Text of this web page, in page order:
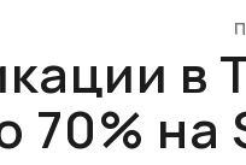
в
70% на